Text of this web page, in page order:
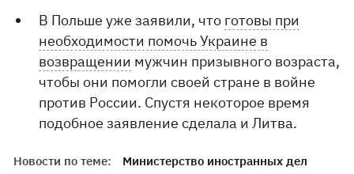
В Польше уже заявили, что готовы при
необходимости помочь Украине в
возвращении мужчин призывного возраста,
чтобы они помогли своей стране в войне
против России. Спустя некоторое время
подобное заявление сделала и Литва.
Новости по теме:
Министерство иностранных дел